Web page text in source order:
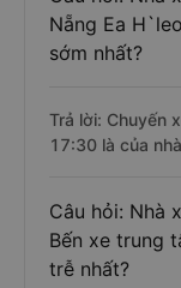
Nẵng Ea
sớm nhất?
Trả lời: Chuyến
17:30 là của
Câu hỏi: Nhà
Bến xe trung
trễ nhất?